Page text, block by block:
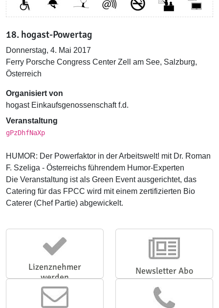
18. hogast-Powertag
Donnerstag, 4. Mai 2017
Ferry Porsche Congress Center Zell am See, Salzburg,
Österreich
Organisiert von
hogast Einkaufsgenossenschaft f.d.
Veranstaltung
gPzDhfNaXp
HUMOR: Der Powerfaktor in der Arbeitswelt! mit Dr. Roman
F. Szeliga - Österreichs führendem Humor-Experten
Die Veranstaltung ist als Green Event ausgerichtet, das
Catering für das FPCC wird mit einem zertifizierten Bio
Caterer (Chef Partie) abgewickelt.
Lizenznehmer
werden
Newsletter Abo